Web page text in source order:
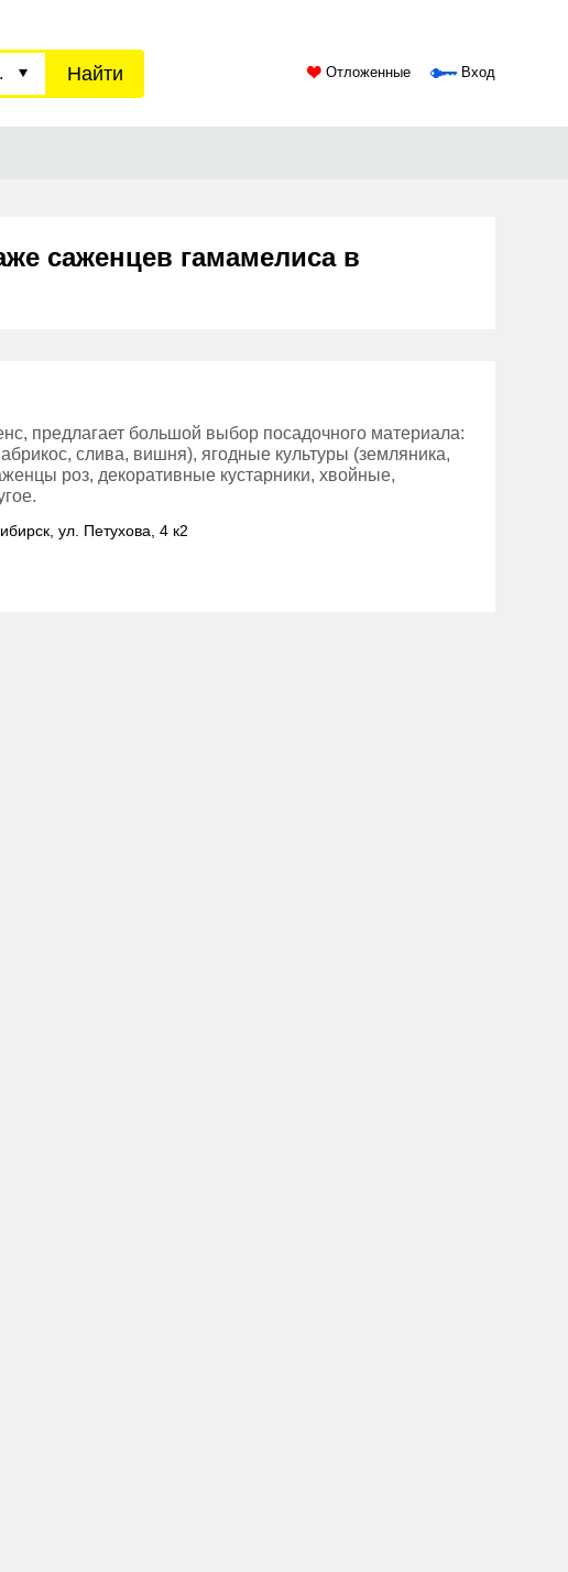
Найти Отложенные Вход
саженцев гамамелиса в
предлагает большой выбор посадочного материала:
слива, вишня), ягодные культуры (земляника,
роз, декоративные кустарники, хвойные,
ул. Петухова, 4 к2